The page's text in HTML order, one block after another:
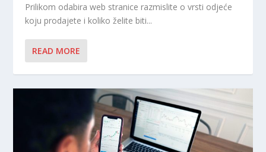
Prilikom odabira web stranice razmislite o vrsti odjeće
koju prodajete i koliko želite biti...
READ MORE